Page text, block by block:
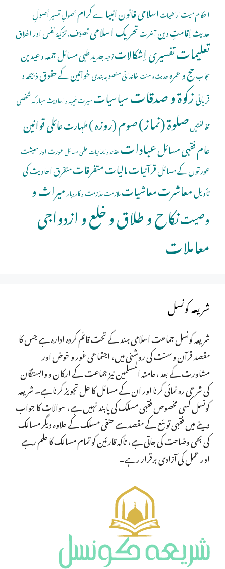
احکام میتاراضیاتاسلامی قانونانبیاے کراماُصولِ تفسیراُصولِ
حدیثاِقامتِ دینآخرتتحریک اسلامیتصوّف، تزکیۂ نفس اور اخلاق
تعلیماتتفسیری اِشکالاتتوحیدجدید طبی مسائلجمعہ و عیدین
حجابحج و عمرہحدیث و سنتخاندانی منصوبہ بندیخواتین کے حقوقذبیحہ و
قربانیزکوۃ و صدقاتسیاسیاتسیرت طیبہ و احادیث مبارکہشخصی
مخالفتیںصلوة (نماز)صوم (روزہ )طہارتعائلی قوانین
عام فقہی مسائلعباداتعقائد و ایمانیاتعلمی مسائلعورت اور معیشت
عورتوں کے مسائلقرآنیاتمالیاتمتفرقاتمتفرق احادیث کی
تأویلمعاشرتمعاشیاتملازمتملازمت و کاروبارمیراث و
وصیتنکاح و طلاق و خلع و ازدواجی
معاملات
شریعہ کونسل
شریعہ کونسل جماعت اسلامی ہند کے تحت قائم کردہ ادارہ ہے جس کا
مقصد قرآن و سنت کی روشنی میں، اجتماعی غور و خوض اور
مشاورت کے بعد ،عامتہ المسلمین نیز جماعت کے ارکان و وابستگان
کی شرعی رہ نمائی کرنا اور ان کے مسائل کا حل تجویز کرنا ہے۔ شریعہ
کونسل کسی مخصوص فقہی مسلک کی پابند نہیں ہے، سوالات کا جواب
دینے میں فقہی توسّع کے مقصد سے حنفی مسلک کے علاوہ دیگر مسالک
کی بھی وضاحت کی جاتی ہے، تاکہ قارئین کو تمام مسالک کا علم رہے
اور عمل کی آزادی برقرار رہے۔